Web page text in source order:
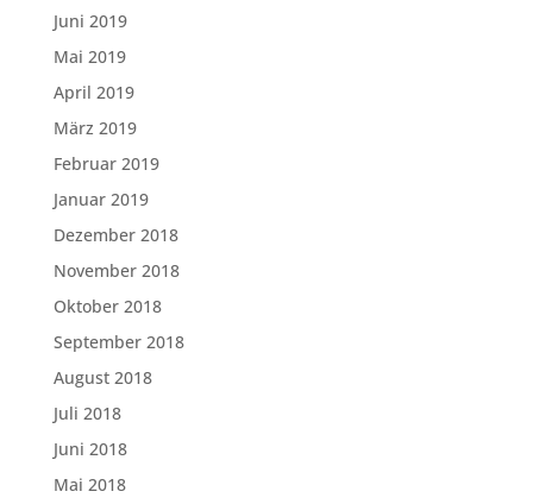
Juni 2019
Mai 2019
April 2019
März 2019
Februar 2019
Januar 2019
Dezember 2018
November 2018
Oktober 2018
September 2018
August 2018
Juli 2018
Juni 2018
Mai 2018